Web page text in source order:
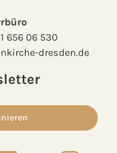
656 06 530
dresden.de